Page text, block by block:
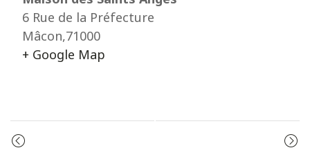
6 Rue de la Préfecture
Mâcon,71000
+ Google Map
Event